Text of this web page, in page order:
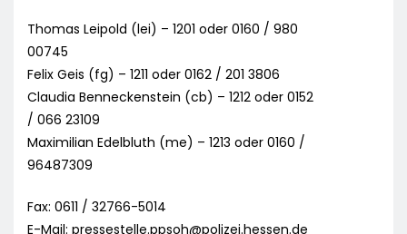
Thomas Leipold (lei) – 1201 oder 0160 / 980
00745
Felix Geis (fg) – 1211 oder 0162 / 201 3806
Claudia Benneckenstein (cb) – 1212 oder 0152
/ 066 23109
Maximilian Edelbluth (me) – 1213 oder 0160 /
96487309
Fax: 0611 / 32766-5014
E-Mail: pressestelle.ppsoh@polizei.hessen.de